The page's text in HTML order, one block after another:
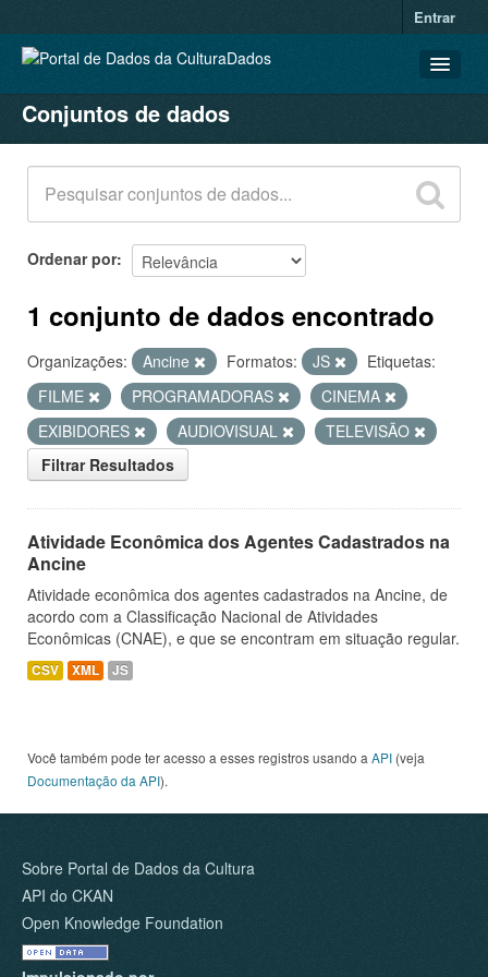
Entrar
CONJUNTOS DE DADOS
ORGANIZAÇÕES
GRUPOS
SOBRE
Conjuntos de dados
Ordenar por
1 conjunto de dados encontrado
Organizações: Ancine Formatos: JS
Etiquetas:
FILME
PROGRAMADORAS
CINEMA
EXIBIDORES
AUDIOVISUAL
TELEVISÃO
Filtrar Resultados
Atividade Econômica dos Agentes Cadastrados na
Ancine
Atividade econômica dos agentes cadastrados na Ancine, de
acordo com a Classificação Nacional de Atividades
Econômicas (CNAE), e que se encontram em situação regular.
CSV XML JS
Você também pode ter acesso a esses registros usando a API (veja
Documentação da API).
Sobre Portal de Dados da Cultura
API do CKAN
Open Knowledge Foundation